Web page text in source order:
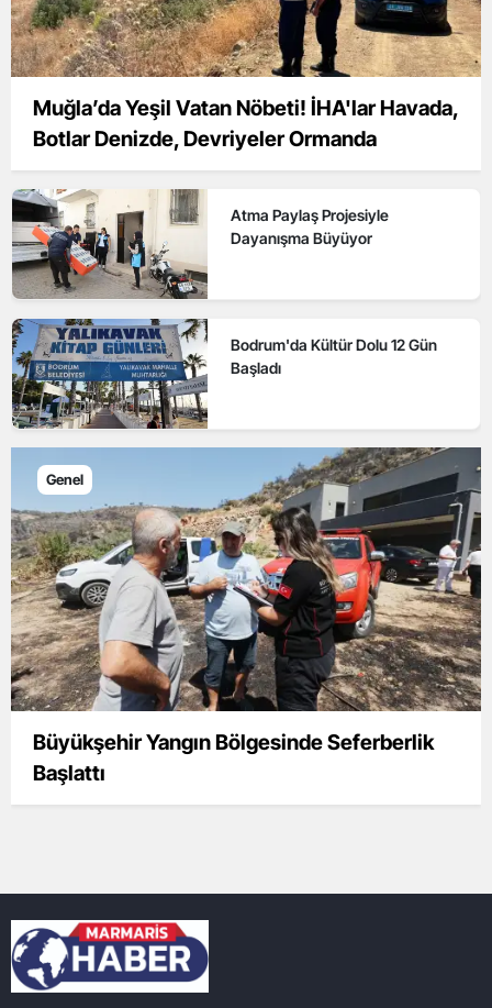
Muğla’da Yeşil Vatan Nöbeti! İHA'lar Havada,
Botlar Denizde, Devriyeler Ormanda
Atma Paylaş Projesiyle
Dayanışma Büyüyor
Bodrum'da Kültür Dolu 12 Gün
Başladı
Genel
Büyükşehir Yangın Bölgesinde Seferberlik
Başlattı